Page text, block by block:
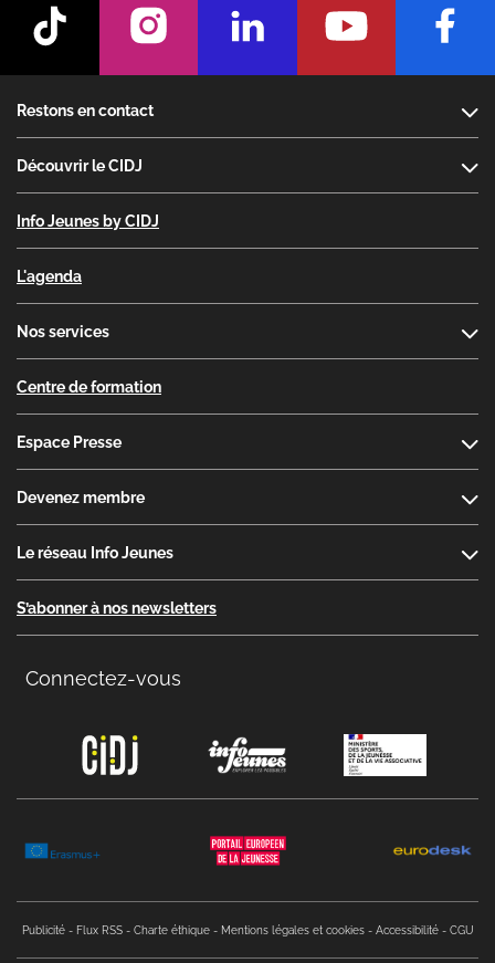
Restons en contact
Découvrir le CIDJ
Info Jeunes by CIDJ
L'agenda
Nos services
Centre de formation
Espace Presse
Devenez membre
Le réseau Info Jeunes
S’abonner à nos newsletters
Connectez-vous
Publicité
Flux RSS Charte éthique Mentions légales et cookies Accessibilité CGU